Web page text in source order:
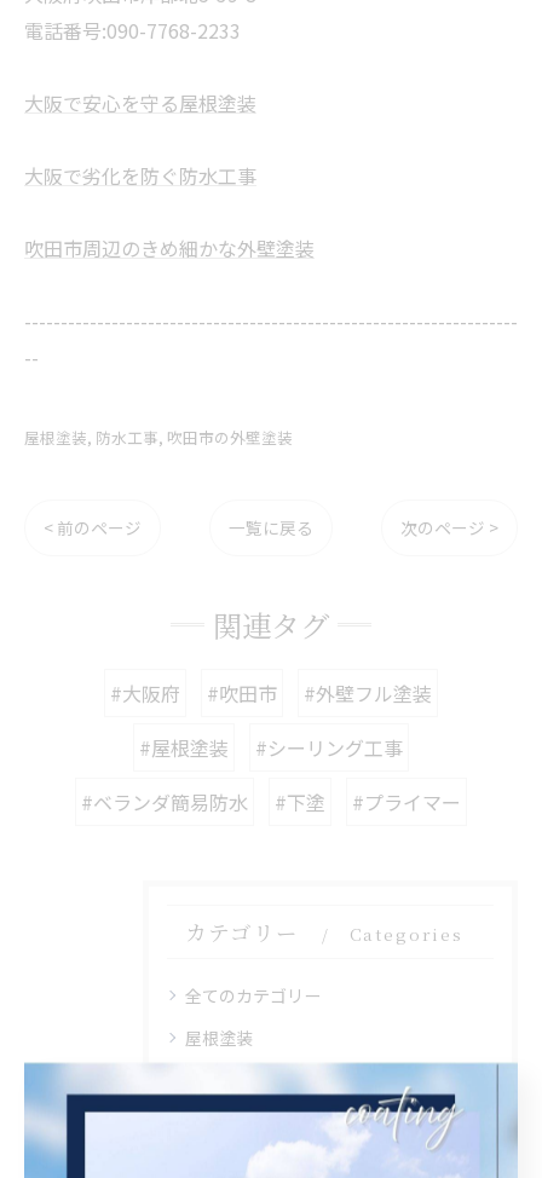
電話番号:090-7768-2233
大阪で安心を守る屋根塗装
大阪で劣化を防ぐ防水工事
吹田市周辺のきめ細かな外壁塗装
--------------------------------------------------------------------
--
屋根塗装 防水工事 吹田市の外壁塗装
< 前のページ 一覧に戻る 次のページ >
関連タグ
#大阪府 #吹田市
#外壁フル塗装
#屋根塗装
#シーリング工事
#ベランダ簡易防水
#下塗 #プライマー
カテゴリー Categories
全てのカテゴリー
屋根塗装
豊中市の外壁塗装